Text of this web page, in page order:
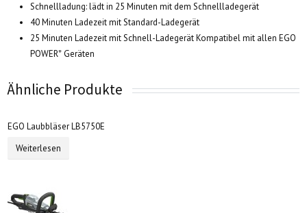
Schnellladung: lädt in 25 Minuten mit dem Schnellladegerät
40 Minuten Ladezeit mit Standard-Ladegerät
25 Minuten Ladezeit mit Schnell-Ladegerät Kompatibel mit allen EGO
POWER+Geräten
Ähnliche Produkte
EGO Laubbläser LB5750E
Weiterlesen